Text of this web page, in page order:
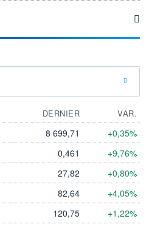
DERNIER
VAR.
8 699,71 +0,35%
0,461 +9,76%
27,82 +0,80%
82,64 +4,05%
120,75 +1,22%